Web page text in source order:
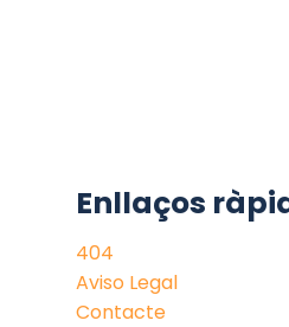
Enllaços
404
Aviso Legal
Contacte